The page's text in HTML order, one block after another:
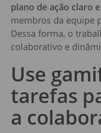
plano de ação claro
membros da equipe
Dessa forma, o
colaborativo e
Use
tarefas
a